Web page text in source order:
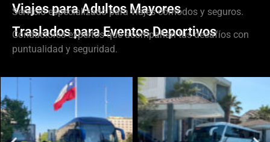
Viajes para Adultos Mayores
Servicio especializado para viajes cómodos y seguros.
Traslados para Eventos Deportivos
Conductores expertos que acompañan tus desafíos con
puntualidad y seguridad.